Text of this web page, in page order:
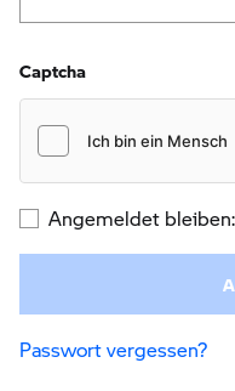
Captcha
Angemeldet bleiben:
Passwort vergessen?